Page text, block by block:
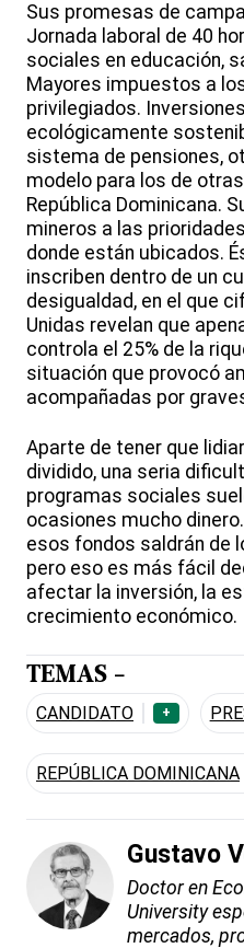
Sus promesas de
Jornada laboral de 40
sociales en educación,
Mayores impuestos a
privilegiados.
ecológicamente
sistema de pensiones,
modelo para los de
República Dominicana.
mineros a las
donde están ubicados.
inscriben dentro de un
desigualdad, en el que
Unidas revelan que
controla el 25% de la
situación que provocó
acompañadas por
Aparte de tener que
dividido, una seria
programas sociales
ocasiones mucho
esos fondos saldrán de
pero eso es más fácil
afectar la inversión, la
crecimiento económico.
TEMAS -
CANDIDATO +
REPÚBLICA DOMINICANA
Gustavo
Doctor en
University
mercados,